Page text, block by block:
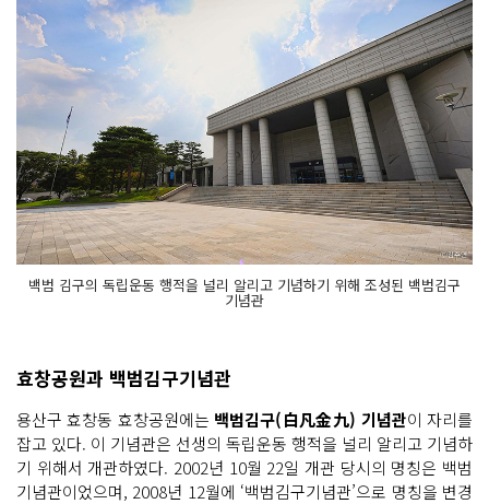
백범 김구의 독립운동 행적을 널리 알리고 기념하기 위해 조성된 백범김구
기념관
효창공원과 백범김구기념관
용산구 효창동 효창공원에는 백범김구(白凡金九) 기념관이 자리를
잡고 있다. 이 기념관은 선생의 독립운동 행적을 널리 알리고 기념하
기 위해서 개관하였다. 2002년 10월 22일 개관 당시의 명칭은 백범
기념관이었으며, 2008년 12월에 ‘백범김구기념관’으로 명칭을 변경